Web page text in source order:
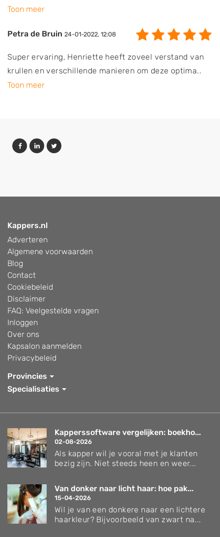
Toon meer
Petra de Bruin 24-01-2022, 12:08
Super ervaring, Henriette heeft zoveel verstand van
krullen en verschillende manieren om deze optima..
Toon meer
Kappers.nl
Adverteren
Algemene voorwaarden
Blog
Contact
Cookiebeleid
Disclaimer
FAQ: Veelgestelde vragen
Inloggen
Over ons
Kapsalon aanmelden
Privacybeleid
Provincies
Specialisaties
Kapperssoftware vergelijken: boekho...
02-08-2026
Als kapper wil je vooral met je klanten
bezig zijn. Niet steeds heen en weer...
Van donker naar licht haar: hoe pak...
15-04-2026
Wil je van een donkere naar een lichtere
haarkleur? Bijvoorbeeld van zwart na...